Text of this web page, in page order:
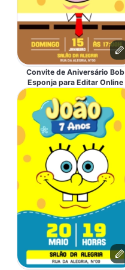
Convite de Aniversário Bob
Esponja para Editar Online